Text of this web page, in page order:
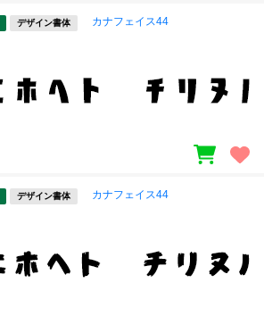
デザイン書体 カナフェイス44
デザイン書体 カナフェイス44